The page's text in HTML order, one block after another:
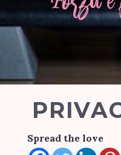
Spread the love